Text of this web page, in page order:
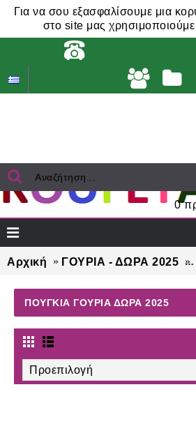
Για να σου εξασφαλίσουμε μια
στο site μας
0
Αρχική ΓΟΥΡΙΑ - ΔΩΡΑ 2025
ΠΟΥΓΚΙΑ ΓΟΎΡΙΑ ΔΏΡΑ 2025